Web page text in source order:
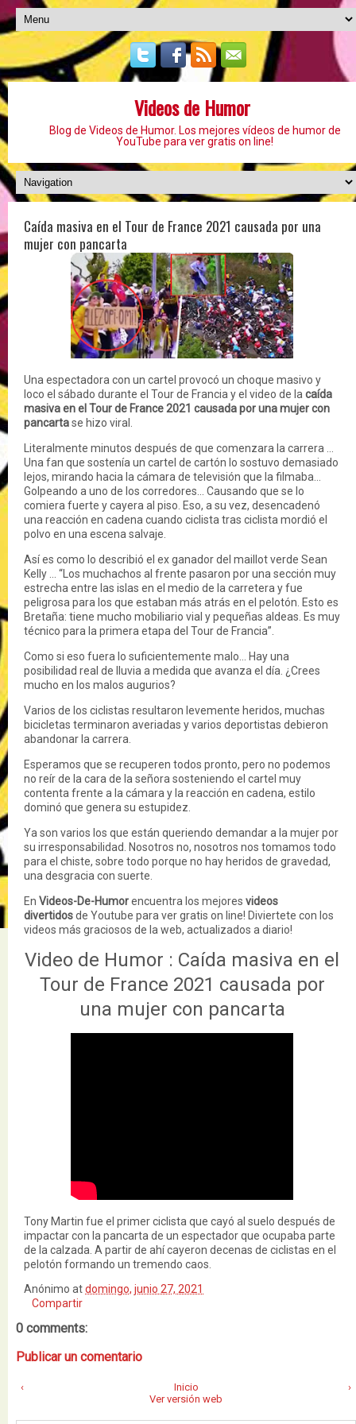
Videos de Humor
Blog de Videos de Humor. Los mejores vídeos de humor de
YouTube para ver gratis on line!
Caída masiva en el Tour de France 2021 causada por una
mujer con pancarta
Una espectadora con un cartel provocó un choque masivo y
loco el sábado durante el Tour de Francia y el video de la caída
masiva en el Tour de France 2021 causada por una mujer con
pancartase hizo viral.
Literalmente minutos después de que comenzara la carrera ...
Una fan que sostenía un cartel de cartón lo sostuvo demasiado
lejos, mirando hacia la cámara de televisión que la filmaba...
Golpeando a uno de los corredores... Causando que se lo
comiera fuerte y cayera al piso. Eso, a su vez, desencadenó
una reacción en cadena cuando ciclista tras ciclista mordió el
polvo en una escena salvaje.
Así es como lo describió el ex ganador del maillot verde Sean
Kelly ... “Los muchachos al frente pasaron por una sección muy
estrecha entre las islas en el medio de la carretera y fue
peligrosa para los que estaban más atrás en el pelotón. Esto es
Bretaña: tiene mucho mobiliario vial y pequeñas aldeas. Es muy
técnico para la primera etapa del Tour de Francia”.
Como si eso fuera lo suficientemente malo... Hay una
posibilidad real de lluvia a medida que avanza el día. ¿Crees
mucho en los malos augurios?
Varios de los ciclistas resultaron levemente heridos, muchas
bicicletas terminaron averiadas y varios deportistas debieron
abandonar la carrera.
Esperamos que se recuperen todos pronto, pero no podemos
no reír de la cara de la señora sosteniendo el cartel muy
contenta frente a la cámara y la reacción en cadena, estilo
dominó que genera su estupidez.
Ya son varios los que están queriendo demandar a la mujer por
su irresponsabilidad. Nosotros no, nosotros nos tomamos todo
para el chiste, sobre todo porque no hay heridos de gravedad,
una desgracia con suerte.
En Videos-De-Humorencuentra los mejores videos
divertidosde Youtube para ver gratis on line! Diviertete con los
videos más graciosos de la web, actualizados a diario!
Video de Humor : Caída masiva en el
Tour de France 2021 causada por
una mujer con pancarta
Tony Martin fue el primer ciclista que cayó al suelo después de
impactar con la pancarta de un espectador que ocupaba parte
de la calzada. A partir de ahí cayeron decenas de ciclistas en el
pelotón formando un tremendo caos.
Anónimo atdomingo, junio 27, 2021
Compartir
0 comments:
Publicar un comentario
‹ ›
Inicio
Ver versión web